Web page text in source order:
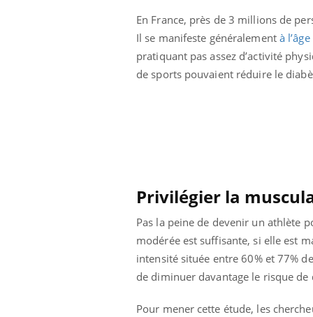
En France, près de 3 millions de
Il se manifeste généralement à
pratiquant pas assez d’activité
de sports pouvaient réduire le
Privilégier la
Pas la peine de devenir un athlète
modérée est suffisante, si elle est
intensité située entre 60% et 77%
de diminuer davantage le risque de
Pour mener cette étude, les
Éclipse solaire du 12 août
: “Des verres adaptés,
c'est indispensable pour
la santé des yeux”